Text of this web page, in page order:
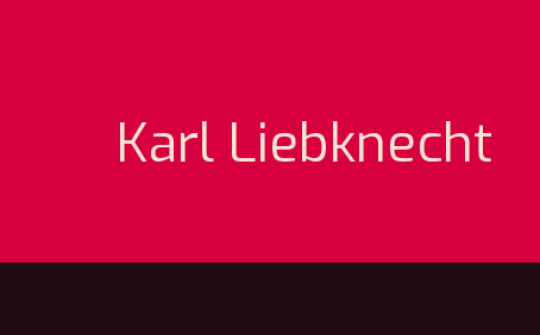
Karl Liebknecht